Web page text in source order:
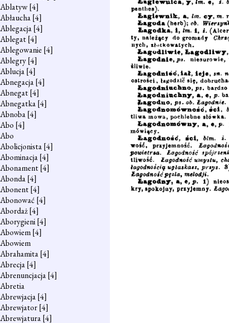
Ablatyw[4]
Abłaucha[4]
Ablegacja[4]
Ablegat[4]
Ablegowanie [4]
Ablegry[4]
Ablucja[4]
Abnegacja[4]
Abnegat[4]
Abnegatka[4]
Abnoba[4]
Abo [4]
Abo
Abolicjonista[4]
Abominacja[4]
Abonament[4]
Abonda[4]
Abonent[4]
Abonować [4]
Abordaż[4]
Aborygieni[4]
Abowiem[4]
Abowiem
Abrahamita[4]
Abrecja[4]
Abrenuncjacja[4]
Abretia
Abrewjacja[4]
Abrewjator[4]
Abrewjatura[4]